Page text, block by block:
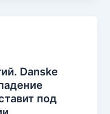
Danske
под